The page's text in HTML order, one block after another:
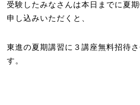
受験したみなさんは本日までに夏
申し込みいただくと、
東進の夏期講習に３講座無料招待
す。